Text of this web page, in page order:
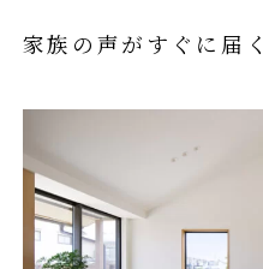
家族の声がすぐに届